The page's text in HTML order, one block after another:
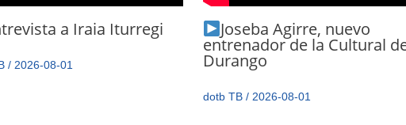
a Iraia Iturregi
/2026-08-01
Joseba Agirre, nuevo
entrenador de la Cultural
Durango
dotb TB/ 2026-08-01